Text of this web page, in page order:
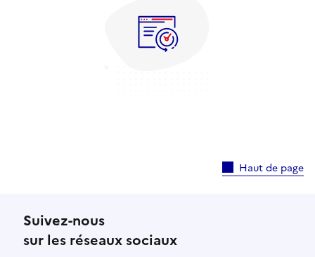
Haut de page
Suivez-nous
sur les réseaux sociaux